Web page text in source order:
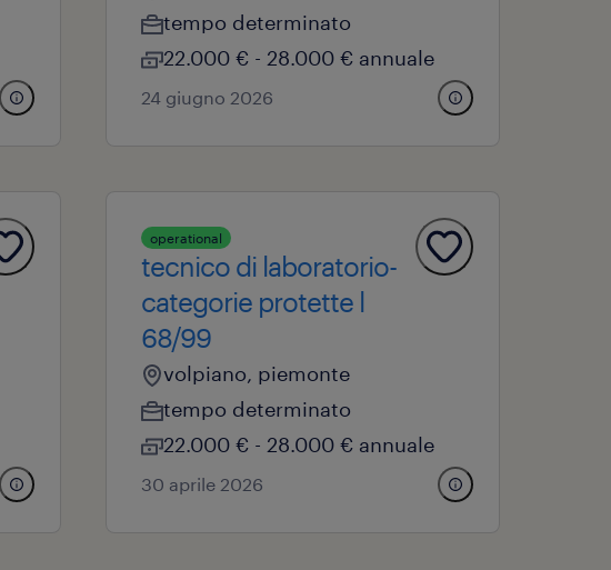
tempo determinato
22.000 € - 28.000 € annuale
24 giugno 2026
operational
tecnico di laboratorio-
categorie protette l
68/99
volpiano, piemonte
tempo determinato
22.000 € - 28.000 € annuale
30 aprile 2026